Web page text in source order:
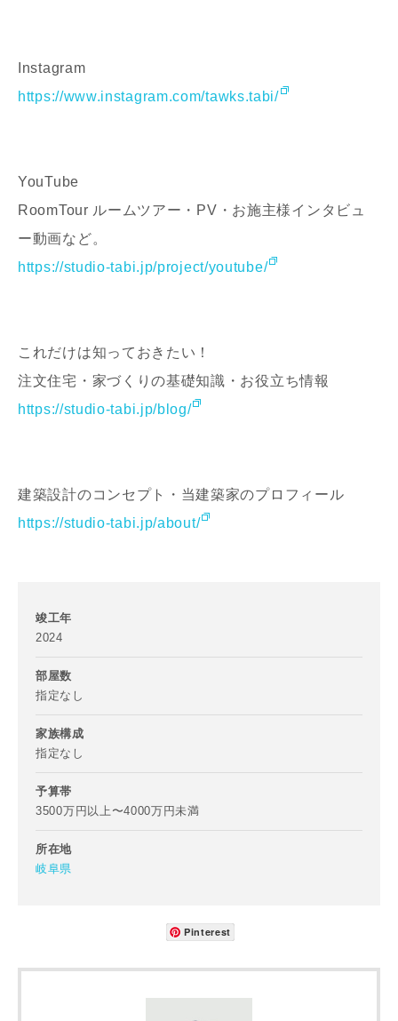
Instagram
https://www.instagram.com/tawks.tabi/
YouTube
RoomTour ルームツアー・PV・お施主様インタビュ
ー動画など。
https://studio-tabi.jp/project/youtube/
これだけは知っておきたい！
注文住宅・家づくりの基礎知識・お役立ち情報
https://studio-tabi.jp/blog/
建築設計のコンセプト・当建築家のプロフィール
https://studio-tabi.jp/about/
竣工年
2024
部屋数
指定なし
家族構成
指定なし
予算帯
3500万円以上〜4000万円未満
所在地
岐阜県
Pinterest
ご住所
郵便番号
都道府県
町名
建築予定地
ない場合があります。あらかじめご了承ください。